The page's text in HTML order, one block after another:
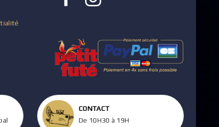
CONTACT
De 10H30 à 19H